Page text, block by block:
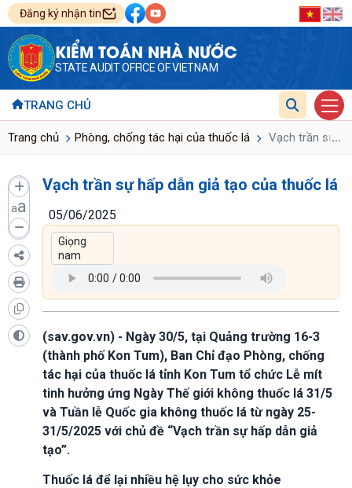
Đăng ký nhận tin
KIỂM TOÁN NHÀ NƯỚC
STATE AUDIT OFFICE OF VIETNAM
TRANG CHỦ
Trang chủ Phòng, chống tác hại của thuốc lá Vạch trần sự...
aa
Vạch trần sự hấp dẫn giả tạo của thuốc lá
05/06/2025
(sav.gov.vn) - Ngày 30/5, tại Quảng trường 16-3
(thành phố Kon Tum), Ban Chỉ đạo Phòng, chống
tác hại của thuốc lá tỉnh Kon Tum tổ chức Lễ mít
tinh hưởng ứng Ngày Thế giới không thuốc lá 31/5
và Tuần lễ Quốc gia không thuốc lá từ ngày 25-
31/5/2025 với chủ đề “Vạch trần sự hấp dẫn giả
tạo”.
Thuốc lá để lại nhiều hệ lụy cho sức khỏe